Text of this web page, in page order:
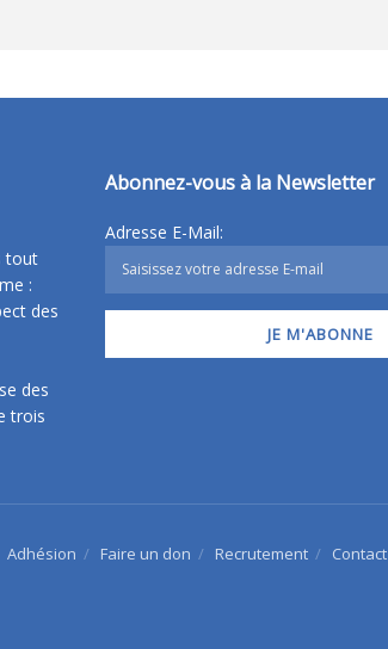
tout
:
des
des
trois
Abonnez-vous à la Newsletter
Adresse E-Mail:
Adhésion Faire un don Recrutement Contact